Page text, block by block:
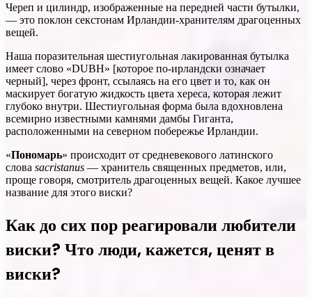
Череп и цилиндр, изображенные на передней части бутылки,
— это поклон секстонам Ирландии-хранителям драгоценных
вещей.
Наша поразительная шестиугольная лакированная бутылка
имеет слово «DUBH» [которое по-ирландски означает
черный], через фронт, ссылаясь на его цвет и то, как он
маскирует богатую жидкость цвета хереса, которая лежит
глубоко внутри. Шестиугольная форма была вдохновлена
всемирно известными камнями дамбы Гиганта,
расположенными на северном побережье Ирландии.
«Пономарь» происходит от средневекового латинского
слова sacristanus — хранитель священных предметов, или,
проще говоря, смотритель драгоценных вещей. Какое лучшее
название для этого виски?
Как до сих пор реагировали любители
виски? Что люди, кажется, ценят в
виски?